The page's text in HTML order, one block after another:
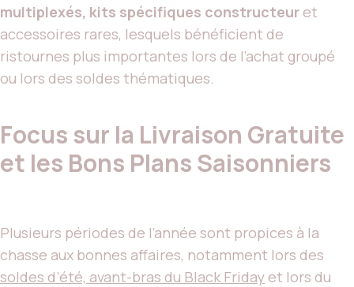
multiplexés, kits spécifiques constructeur et
accessoires rares, lesquels bénéficient de
ristournes plus importantes lors de l’achat groupé
ou lors des soldes thématiques.
Focus sur la Livraison Gratuite
et les Bons Plans Saisonniers
Plusieurs périodes de l’année sont propices à la
chasse aux bonnes affaires, notamment lors des
soldes d’été, avant-bras du Black Friday et lors du